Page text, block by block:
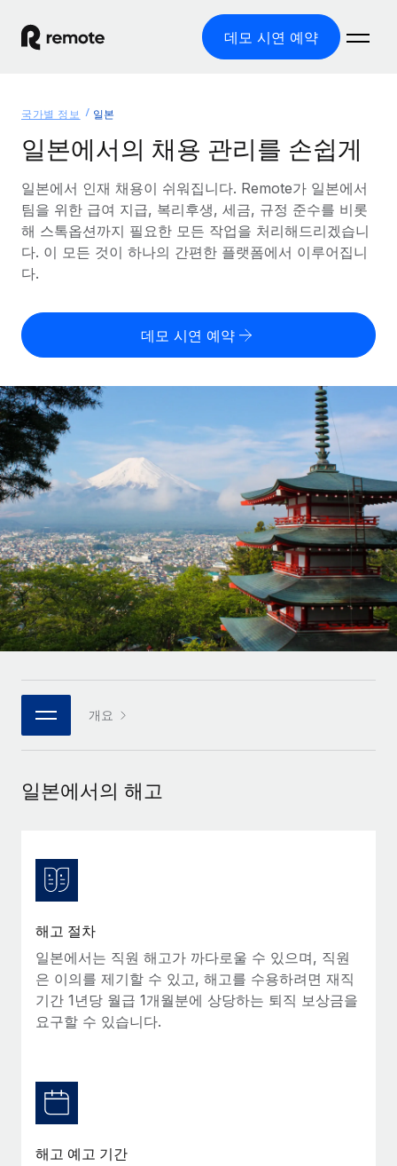
데모 시연 예약
글로벌 고용
글로벌 급여
규정을 준수하며 급여 지급을 손쉽게 처리
전 세계에서 규정을 준수하며 계약자 고용
계약자 관리
전 세계 계약자의 온보딩 및 관리
PEO
복잡한 고용 업무를 아웃소싱
Remote 통합
HR을 워크플로에 매끄럽게 통합
플랫폼
팀을 위한 통합된 핵심 HR 기능
서비스
글로벌 인사 및 규정 준수 업무 처리에 전문가 지원 제공
신원 조사
Compliance Watchtower
규정 준수 관련 위험에 선제적으로 대응
기기 관리
법인 설립을 빠르고 준법적으로 지원
직원 해외 이전을 간편하게 처리
글로벌 서비스 제공
국가별 정보
미국 주별 정보
미국 모든 주 전역에서 채용 업무를 간소화
다른 업체들과 비교해보기
성장 단계
스타트업
성장하는 기업을 위한 민첩한 글로벌 HR 및 급여 솔루션
중견기업
맞춤형 HR 솔루션으로 팀 확장
엔터프라이즈
대기업을 위한 글로벌 HR
전략적 기술 파트너
플랫폼에 글로벌 HR을 유연하게 통합
사례 연구
리소스
국가별 직원 오분류 리스크 확인
계약자 지급 계산기
글로벌 계약직을 위한 통화 옵션과 지급 소요 시간 확인
REMOTE와 함께 배우기
사례 연구
HR 용어집
체크리스트 및 템플릿
웨비나
이벤트
지원받기
블로그
글로벌 급여
계약자 관리
세금
블로그 둘러보기
요금
English
Nederlands
Français
Deutsch
Español
Italiano
Português (Portugal)
한국어
로그인
국가별 정보 일본
일본에서의 채용 관리를 손쉽게
일본에서 인재 채용이 쉬워집니다. Remote가 일본에서
팀을 위한 급여 지급, 복리후생, 세금, 규정 준수를 비롯
해 스톡옵션까지 필요한 모든 작업을 처리해드리겠습니
다. 이 모든 것이 하나의 간편한 플랫폼에서 이루어집니
다.
데모 시연 예약
개요
일본에서의 해고
해고 절차
일본에서는 직원 해고가 까다로울 수 있으며, 직원
은 이의를 제기할 수 있고, 해고를 수용하려면 재직
기간 1년당 월급 1개월분에 상당하는 퇴직 보상금을
요구할 수 있습니다.
해고 예고 기간